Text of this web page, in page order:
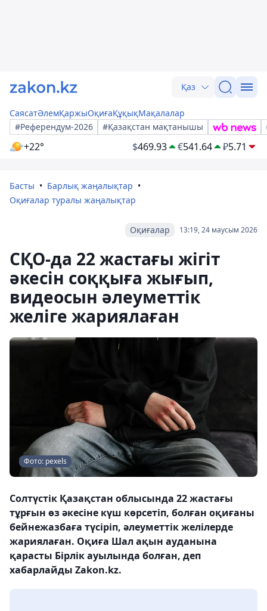
Қаз
СаясатӘлемҚаржыОқиғаҚұқықМақалалар
#Референдум-2026
#Қазақстан мақтанышы
+22° $469.93 €541.64 ₽5.71
Басты
Барлық жаңалықтар
Оқиғалар туралы жаңалықтар
13:19, 24 маусым 2026
Оқиғалар
СҚО-да 22 жастағы жігіт
әкесін соққыға жығып,
видеосын әлеуметтік
желіге жариялаған
Фото: pexels
Солтүстік Қазақстан облысында 22 жастағы
тұрғын өз әкесіне күш көрсетіп, болған оқиғаны
бейнежазбаға түсіріп, әлеуметтік желілерде
жариялаған. Оқиға Шал ақын ауданына
қарасты Бірлік ауылында болған, деп
хабарлайды Zakon.kz.